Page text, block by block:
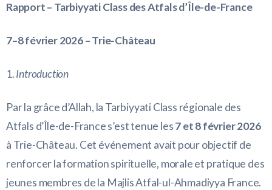
Rapport – Tarbiyyati Class des Atfals d’Île-de-France
7–8 février 2026 – Trie-Château
1.Introduction
Par la grâce d’Allah, la Tarbiyyati Class régionale des
Atfals d’Île-de-France s’est tenue les7 et 8 février 2026
à Trie-Château. Cet événement avait pour objectif de
renforcer la formation spirituelle, morale et pratique des
jeunes membres de la Majlis Atfal-ul-Ahmadiyya France.